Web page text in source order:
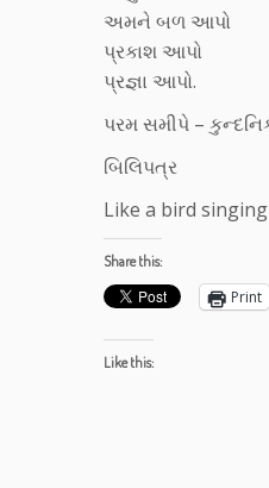
અમને બળ આપો
પ્રકાશ આપો
પ્રજ્ઞા આપો.
પરમ સમીપે –
બિલિપત્ર
Like a bird
Share this:
Print
Like this: